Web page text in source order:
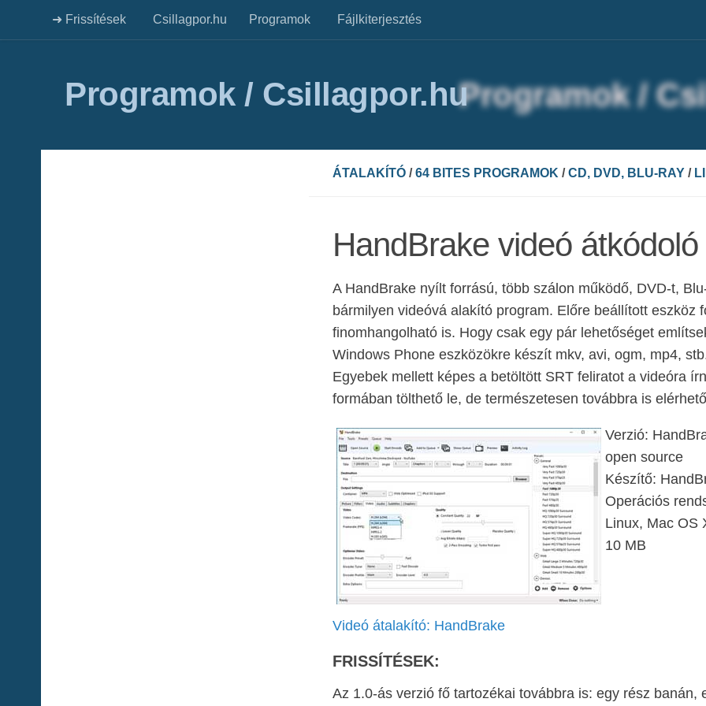
➜ Frissítések Csillagpor.hu Programok Fájlkiterjesztés
Programok / Csillagpor.hu
ÁTALAKÍTÓ / 64 BITES PROGRAMOK / CD, DVD, BLU-RAY /
HandBrake videó átkódoló
A HandBrake nyílt forrású, több szálon működő, DVD-t,
bármilyen videóvá alakító program. Előre beállított eszköz
finomhangolható is. Hogy csak egy pár lehetőséget
Windows Phone eszközökre készít mkv, avi, ogm, mp4,
Egyebek mellett képes a betöltött SRT feliratot a videóra
formában tölthető le, de természetesen továbbra is
Verzió:
open source
Készítő:
Operációs
Linux, Mac OS
10 MB
Videó átalakító: HandBrake
FRISSÍTÉSEK:
Az 1.0-ás verzió fő tartozékai továbbra is: egy rész